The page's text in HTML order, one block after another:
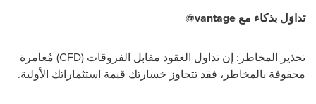
تداوَل بذكاء مع @vantage
تحذير المخاطر: إن تداول العقود مقابل الفروقات (CFD) مُغامرة
محفوفة بالمخاطر، فقد تتجاوز خسارتك قيمة استثماراتك الأولية.